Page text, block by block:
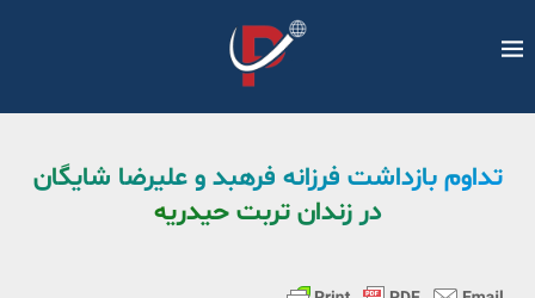
تداوم بازداشت فرزانه فرهبد و علیرضا شایگان
در زندان تربت حیدریه